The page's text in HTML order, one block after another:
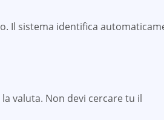
Il sistema identifica
valuta. Non devi cercare tu il